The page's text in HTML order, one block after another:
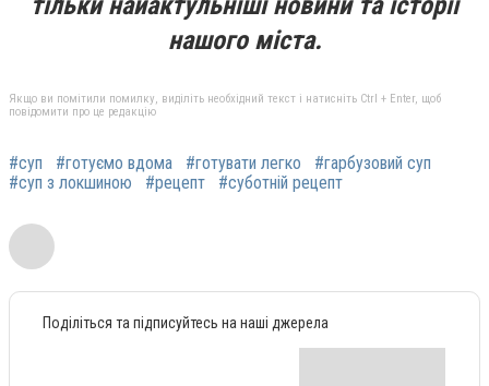
нашого міста.
Якщо ви помітили помилку, виділіть необхідний текст і натисніть Ctrl + Enter, щоб
повідомити про це редакцію
#суп #готуємо вдома #готувати легко
#гарбузовий суп
#суп з локшиною
#рецепт #суботній рецепт
Поділіться та підписуйтесь на наші джерела